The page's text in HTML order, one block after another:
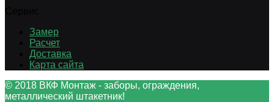
Замер
Расчет
Доставка
Карта сайта
© 2018 ВКФ Монтаж - заборы, ограждения,
металлический штакетник!